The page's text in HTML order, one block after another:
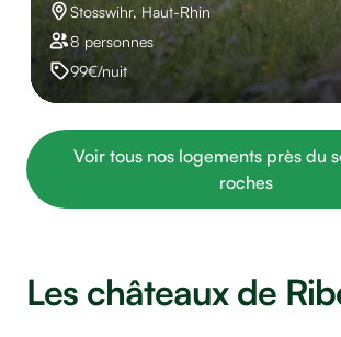
Stosswihr, Haut-Rhin
8 personnes
99€/nuit
Voir tous nos logements près du
roches
Les châteaux de